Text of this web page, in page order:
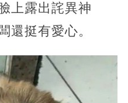
上露出詫異神
還挺有愛心。